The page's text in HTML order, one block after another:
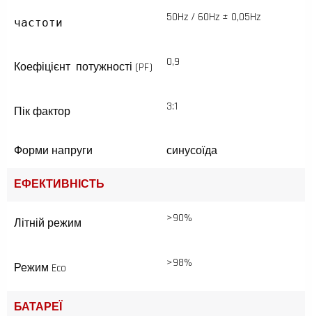
частоти 50Hz / 60Hz ± 0,05Hz
Коефіцієнт потужності (PF) 0,9
Пік фактор 3:1
Форми напруги синусоїда
ЕФЕКТИВНІСТЬ
Літній режим >90%
Режим Eco >98%
БАТАРЕЇ